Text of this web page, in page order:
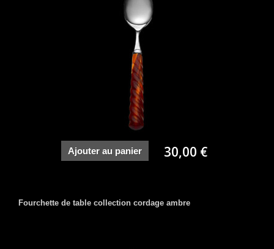
Ajouter au panier 30,00 €
Fourchette de table collection cordage ambre